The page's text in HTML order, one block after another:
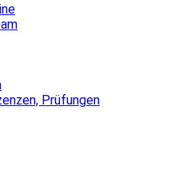
Prüfungen